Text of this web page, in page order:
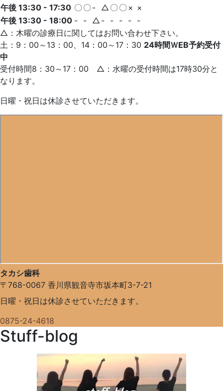
午後 13:30 - 17:30 〇 〇 - △ 〇 〇 × ×
午後 13:30 - 18:00 - - △ - - - - -
△：木曜の診療日に関してはお問い合わせ下さい。
土：9：00～13：00、14：00～17：30 24時間ＷEB予約受付
中
受付時間8：30～17：00 △：水曜の受付時間は17時30分と
なります。
日曜・祝日は休診させていただきます。
タカシ歯科
〒768-0067 香川県観音寺市坂本町3-7-21
日曜・祝日は休診させていただきます。
0875-24-4618
Stuff-blog